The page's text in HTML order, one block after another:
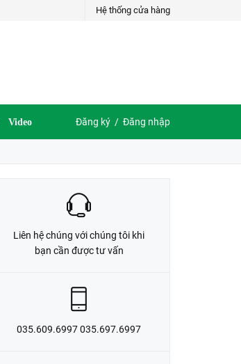
Hệ thống cửa hàng
Video Đăng ký / Đăng nhập
LIÊN HỆ ĐẶT HÀNG
Liên hệ chúng với chúng tôi khi
bạn cần được tư vấn
035.609.6997 035.697.6997